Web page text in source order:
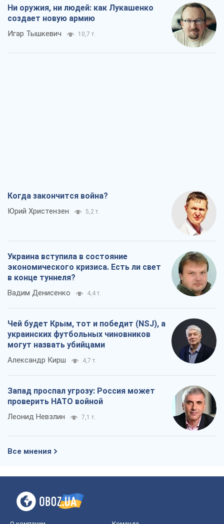
Ни оружия, ни людей: как Лукашенко
создает новую армию
Игар Тышкевич 10,7 т.
Когда закончится война?
Юрий Христензен 5,2 т.
Украина вступила в состояние
экономического кризиса. Есть ли свет
в конце туннеля?
Вадим Денисенко 4,4 т.
Чей будет Крым, тот и победит (NSJ), а
украинских футбольных чиновников
могут назвать убийцами
Александр Кирш 4,7 т.
Запад проспал угрозу: Россия может
проверить НАТО войной
Леонид Невзлин 7,1 т.
Все мнения